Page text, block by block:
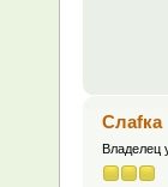
Слаfка
Владелец